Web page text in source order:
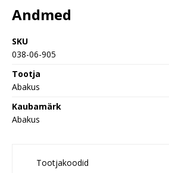
Andmed
SKU
038-06-905
Tootja
Abakus
Kaubamärk
Abakus
Tootjakoodid